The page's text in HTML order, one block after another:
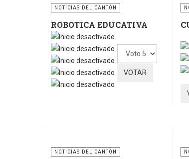
NOTICIAS DEL CANTÓN
ROBOTICA EDUCATIVA
Por
favor,
vote
NOTICIAS DEL CANTÓN